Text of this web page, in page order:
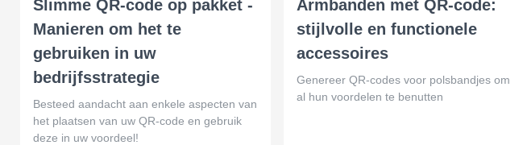
Slimme QR-code op pakket -
Manieren om het te
gebruiken in uw
bedrijfsstrategie
Besteed aandacht aan enkele aspecten van
het plaatsen van uw QR-code en gebruik
deze in uw voordeel!
Armbanden met QR-code:
stijlvolle en functionele
accessoires
Genereer QR-codes voor polsbandjes om
al hun voordelen te benutten